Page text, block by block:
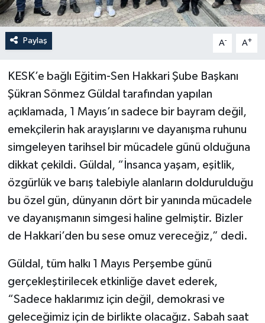
Paylaş A- A+
KESK’e bağlı Eğitim-Sen Hakkari Şube Başkanı
Şükran Sönmez Güldal tarafından yapılan
açıklamada, 1 Mayıs’ın sadece bir bayram değil,
emekçilerin hak arayışlarını ve dayanışma ruhunu
simgeleyen tarihsel bir mücadele günü olduğuna
dikkat çekildi. Güldal, “İnsanca yaşam, eşitlik,
özgürlük ve barış talebiyle alanların doldurulduğu
bu özel gün, dünyanın dört bir yanında mücadele
ve dayanışmanın simgesi haline gelmiştir. Bizler
de Hakkari’den bu sese omuz vereceğiz,” dedi.
Güldal, tüm halkı 1 Mayıs Perşembe günü
gerçekleştirilecek etkinliğe davet ederek,
“Sadece haklarımız için değil, demokrasi ve
geleceğimiz için de birlikte olacağız. Sabah saat